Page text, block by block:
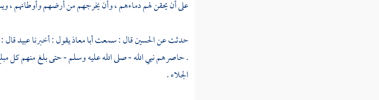
على أن يحقن لهم دماءهم ، وأن يخرجهم من أرضهم وأوطانهم ،
حدثت عنالحسينقال : سمعتأبا معاذيقول : أخبرناعبيد
.حاصرهم نبي الله - صلى الله عليه وسلم - حتى بلغ منهم كل
الجلاء .